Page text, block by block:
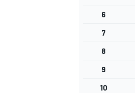
6
7
8
9
10